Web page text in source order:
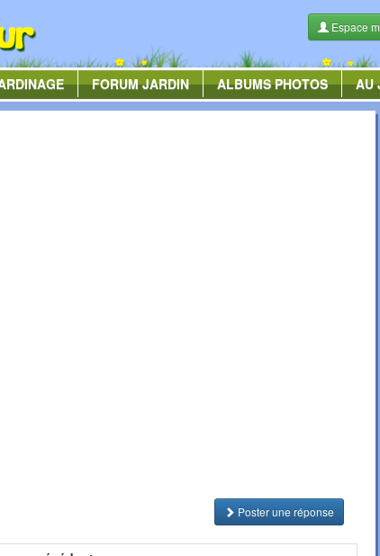
Espace
FORUMJARDIN ALBUMSPHOTOS AU
Poster une réponse